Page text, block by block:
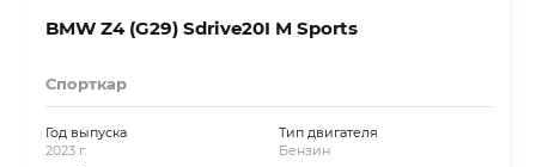
BMW Z4 (G29) Sdrive20I M Sports
Спорткар
Год выпуска
2023 г.
Тип двигателя
Бензин